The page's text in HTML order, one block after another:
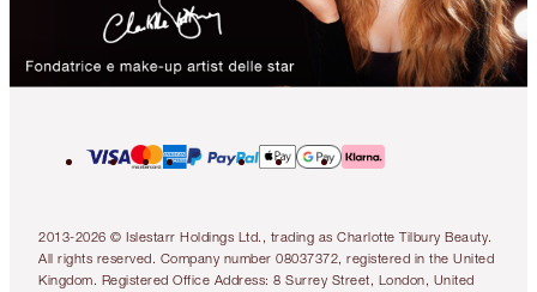
2013-2026 © Islestarr Holdings Ltd., trading as Charlotte Tilbury Beauty.
All rights reserved. Company number 08037372, registered in the United
Kingdom. Registered Office Address: 8 Surrey Street, London, United